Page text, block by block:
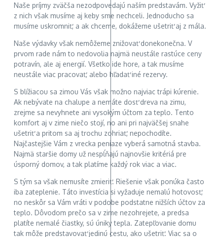
Naše príjmy zväčša nezodpovedajú naším predstavám. Vyžiť
z nich však musíme aj keby sme nechceli. Jednoducho sa
musíme uskromniť, a ak chceme, dokážeme ušetriť aj z mála.
Naše výdavky však nemôžeme znižovať donekonečna. V
prvom rade nám to nedovolia najmä neustále rastúce ceny
potravín, ale aj energií. Všetko ide hore, a tak musíme
neustále viac pracovať, alebo hľadať iné rezervy.
S blížiacou sa zimou Vás však možno najviac trápi kúrenie.
Ak nebývate na chalupe a nemáte dosť dreva na zimu,
zrejme sa nevyhnete ani vysokým účtom za teplo. Tento
komfort aj v zime niečo stojí, no ani pri najväčšej snahe
ušetriť a pritom sa aj trochu zohriať, nepochodíte.
Najčastejšie Vám z vrecka peniaze vyberá samotná stavba.
Najmä staršie domy už nespĺňajú najnovšie kritériá pre
úsporný domov, a tak platíme každý rok viac a viac.
S tým sa však nemusíte zmieriť. Riešenie však ponúka často
iba zateplenie. Táto investícia si vyžaduje nemalú hotovosť,
no neskôr sa Vám vráti v podobe podstatne nižších účtov za
teplo. Dôvodom prečo sa v zime nezohrejete, a predsa
platíte nemalé čiastky, sú úniky tepla. Zatepľovanie domu
tak môže predstavovať jedinú cestu, ako ušetriť. Viac sa o